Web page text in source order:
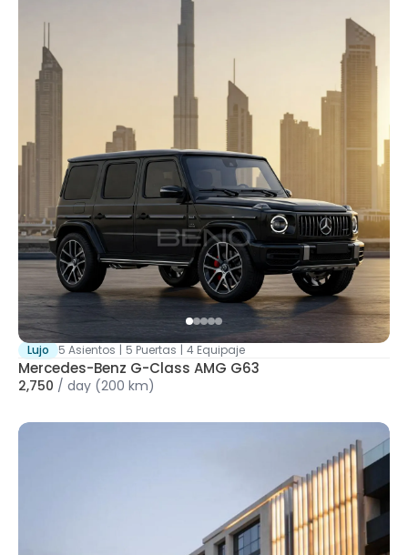
Lujo 5 Asientos | 5 Puertas | 4 Equipaje
Mercedes-Benz G-Class AMG G63
2,750 / day (200 km)